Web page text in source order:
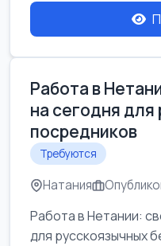
Работа в
на сегодня для
посредников
Требуются
Натания
Работа в Нетании:
для русскоязычных